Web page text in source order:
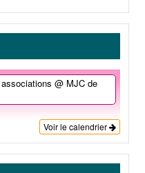
@ MJC de
Voir le calendrier